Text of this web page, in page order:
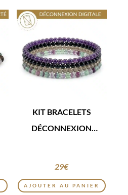
KIT BRACELETS
DÉCONNEXION
29€
AJOUTER AU PANIER